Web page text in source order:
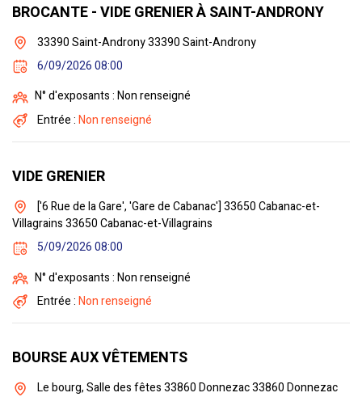
BROCANTE - VIDE GRENIER À SAINT-ANDRONY
33390 Saint-Androny 33390 Saint-Androny
6/09/2026 08:00
N° d'exposants : Non renseigné
Entrée :Non renseigné
VIDE GRENIER
['6 Rue de la Gare', 'Gare de Cabanac'] 33650 Cabanac-et-
Villagrains 33650 Cabanac-et-Villagrains
5/09/2026 08:00
N° d'exposants : Non renseigné
Entrée :Non renseigné
BOURSE AUX VÊTEMENTS
Le bourg, Salle des fêtes 33860 Donnezac 33860 Donnezac